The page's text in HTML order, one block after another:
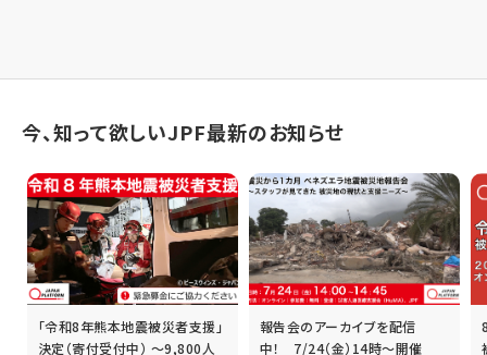
今、知って欲しいJPF最新のお知らせ
「令和8年熊本地震被災者支援」
決定（寄付受付中） ～9,800人
報告会のアーカイブを配信
中！ 7/24（金）14時～開催